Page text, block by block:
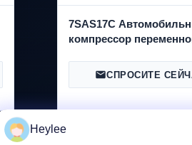
7SAS17C
компрессор
Benz C/E/GLC Для Vito
СПРОСИТЕ
Heylee